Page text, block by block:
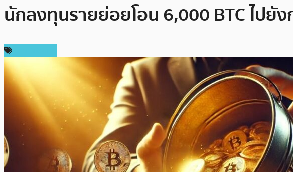
นักลงทุนรายย่อยโอน 6,000 BTC ไปยั